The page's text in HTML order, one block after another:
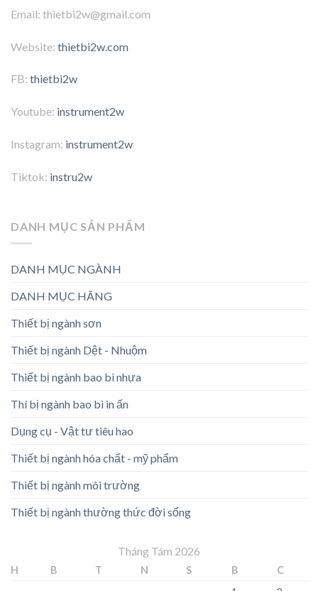
Email: thietbi2w@gmail.com
Website: thietbi2w.com
FB: thietbi2w
Youtube: instrument2w
Instagram: instrument2w
Tiktok: instru2w
DANH MỤC SẢN PHẨM
DANH MỤC NGÀNH
DANH MỤC HÃNG
Thiết bị ngành sơn
Thiết bị ngành Dệt - Nhuộm
Thiết bị ngành bao bì nhựa
Thí bị ngành bao bì in ấn
Dụng cụ - Vật tư tiêu hao
Thiết bị ngành hóa chất - mỹ phẩm
Thiết bị ngành môi trường
Thiết bị ngành thường thức đời sống
Tháng Tám 2026
H B T N S B
C